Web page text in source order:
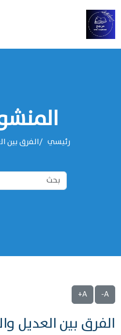
رئيسي الفرق بين
A-
A+
الفرق بين العديل